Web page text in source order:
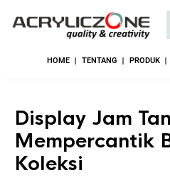
HOME TENTANG PRODUK
Display Jam
Mempercantik
Koleksi